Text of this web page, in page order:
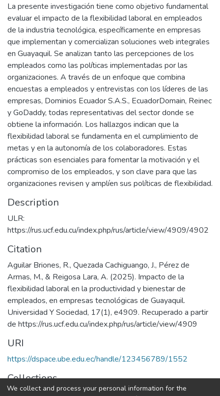
La presente investigación tiene como objetivo fundamental
evaluar el impacto de la flexibilidad laboral en empleados
de la industria tecnológica, específicamente en empresas
que implementan y comercializan soluciones web integrales
en Guayaquil. Se analizan tanto las percepciones de los
empleados como las políticas implementadas por las
organizaciones. A través de un enfoque que combina
encuestas a empleados y entrevistas con los líderes de las
empresas, Dominios Ecuador S.A.S., EcuadorDomain, Reinec
y GoDaddy, todas representativas del sector donde se
obtiene la información. Los hallazgos indican que la
flexibilidad laboral se fundamenta en el cumplimiento de
metas y en la autonomía de los colaboradores. Estas
prácticas son esenciales para fomentar la motivación y el
compromiso de los empleados, y son clave para que las
organizaciones revisen y amplíen sus políticas de flexibilidad.
Description
ULR:
https://rus.ucf.edu.cu/index.php/rus/article/view/4909/4902
Citation
Aguilar Briones, R., Quezada Cachiguango, J., Pérez de
Armas, M., & Reigosa Lara, A. (2025). Impacto de la
flexibilidad laboral en la productividad y bienestar de
empleados, en empresas tecnológicas de Guayaquil.
Universidad Y Sociedad, 17(1), e4909. Recuperado a partir
de https://rus.ucf.edu.cu/index.php/rus/article/view/4909
URI
https://dspace.ube.edu.ec/handle/123456789/1552
Collections
Artículos Científicos
We collect and process your personal information for the